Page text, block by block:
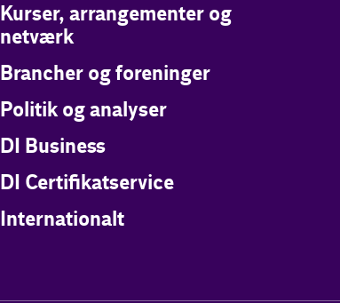
Kurser, arrangementer og
netværk
Brancher og foreninger
Politik og analyser
DI Business
DI Certifikatservice
Internationalt